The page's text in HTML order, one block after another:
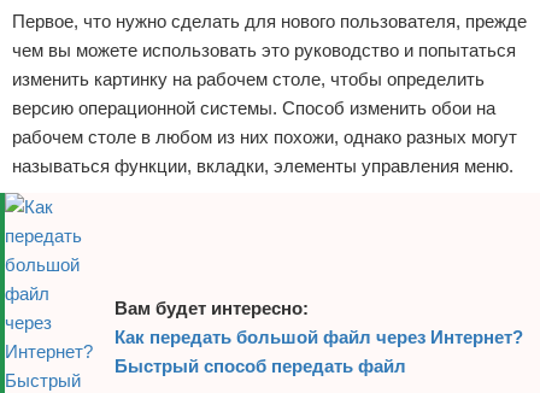
Первое, что нужно сделать для нового пользователя, прежде
чем вы можете использовать это руководство и попытаться
изменить картинку на рабочем столе, чтобы определить
версию операционной системы. Способ изменить обои на
рабочем столе в любом из них похожи, однако разных могут
называться функции, вкладки, элементы управления меню.
Вам будет интересно:
Как передать большой файл через Интернет?
Быстрый способ передать файл